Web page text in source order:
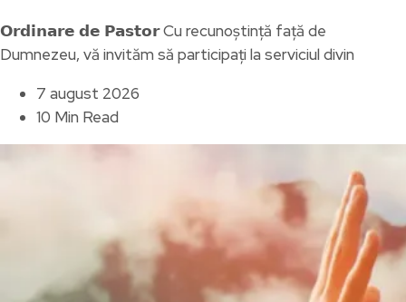
𝗢𝗿𝗱𝗶𝗻𝗮𝗿𝗲 𝗱𝗲 𝗣𝗮𝘀𝘁𝗼𝗿 Cu recunoștință față de
Dumnezeu, vă invităm să participați la serviciul divin
7 august 2026
10 Min Read